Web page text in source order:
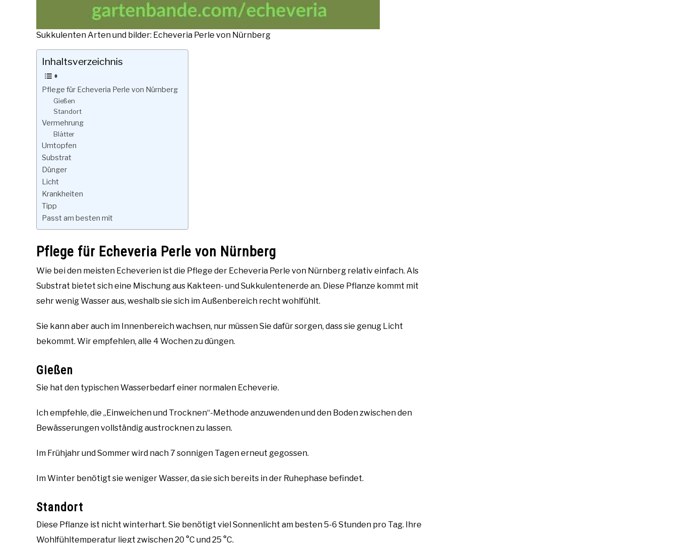
Sukkulenten Arten und bilder: Echeveria Perle von Nürnberg
Inhaltsverzeichnis
Pflege für Echeveria Perle von Nürnberg
Gießen
Standort
Vermehrung
Blätter
Umtopfen
Substrat
Dünger
Licht
Krankheiten
Tipp
Passt am besten mit
Pflege für Echeveria Perle von Nürnberg
Wie bei den meisten Echeverien ist die Pflege der Echeveria Perle von Nürnberg relativ einfach. Als
Substrat bietet sich eine Mischung aus Kakteen- und Sukkulentenerde an. Diese Pflanze kommt mit
sehr wenig Wasser aus, weshalb sie sich im Außenbereich recht wohlfühlt.
Sie kann aber auch im Innenbereich wachsen, nur müssen Sie dafür sorgen, dass sie genug Licht
bekommt. Wir empfehlen, alle 4 Wochen zu düngen.
Gießen
Sie hat den typischen Wasserbedarf einer normalen Echeverie.
Ich empfehle, die „Einweichen und Trocknen“-Methode anzuwenden und den Boden zwischen den
Bewässerungen vollständig austrocknen zu lassen.
Im Frühjahr und Sommer wird nach 7 sonnigen Tagen erneut gegossen.
Im Winter benötigt sie weniger Wasser, da sie sich bereits in der Ruhephase befindet.
Standort
Diese Pflanze ist nicht winterhart. Sie benötigt viel Sonnenlicht am besten 5-6 Stunden pro Tag. Ihre
Wohlfühltemperatur liegt zwischen 20 °C und 25 °C.